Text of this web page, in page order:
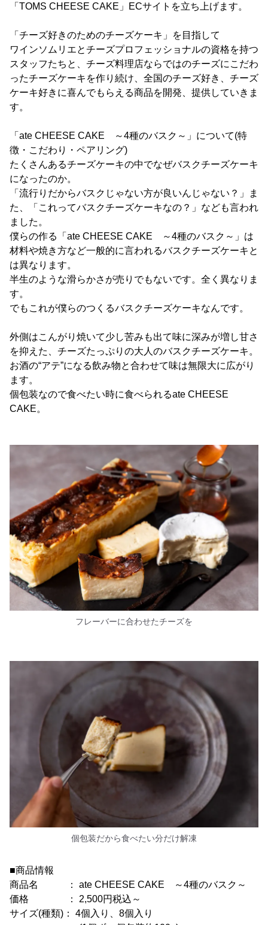
「TOMS CHEESE CAKE」ECサイトを立ち上げます。
「チーズ好きのためのチーズケーキ」を目指して
ワインソムリエとチーズプロフェッショナルの資格を持つ
スタッフたちと、チーズ料理店ならではのチーズにこだわ
ったチーズケーキを作り続け、全国のチーズ好き、チーズ
ケーキ好きに喜んでもらえる商品を開発、提供していきま
す。
「ate CHEESE CAKE ～4種のバスク～」について(特
徴・こだわり・ペアリング)
たくさんあるチーズケーキの中でなぜバスクチーズケーキ
になったのか。
「流行りだからバスクじゃない方が良いんじゃない？」ま
た、「これってバスクチーズケーキなの？」なども言われ
ました。
僕らの作る「ate CHEESE CAKE ～4種のバスク～」は
材料や焼き方など一般的に言われるバスクチーズケーキと
は異なります。
半生のような滑らかさが売りでもないです。全く異なりま
す。
でもこれが僕らのつくるバスクチーズケーキなんです。
外側はこんがり焼いて少し苦みも出て味に深みが増し甘さ
を抑えた、チーズたっぷりの大人のバスクチーズケーキ。
お酒の“アテ”になる飲み物と合わせて味は無限大に広がり
ます。
個包装なので食べたい時に食べられるate CHEESE
CAKE。
フレーバーに合わせたチーズを
個包装だから食べたい分だけ解凍
■商品情報
商品名 ： ate CHEESE CAKE ～4種のバスク～
価格 ： 2,500円税込～
サイズ(種類)： 4個入り、8個入り